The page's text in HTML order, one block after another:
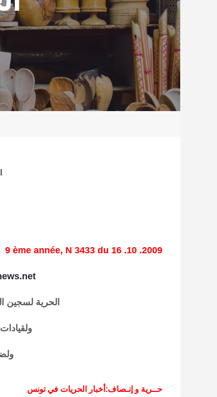
l
9 ème année, N 3433 du 16 .10 .2009
الحرية لسجين
حــرية و إنـصاف:أخبار الحريات في تونس